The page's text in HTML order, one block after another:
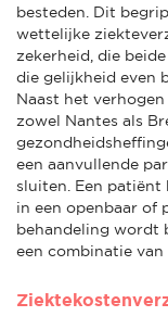
besteden. Dit
wettelijke
zekerheid, die
die gelijkheid even
Naast het
zowel Nantes als
een aanvullende
sluiten. Een patiënt
in een openbaar of
behandeling wordt
een combinatie van